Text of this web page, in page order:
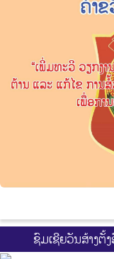
ຊົມເຊີຍວັນສ້າງ